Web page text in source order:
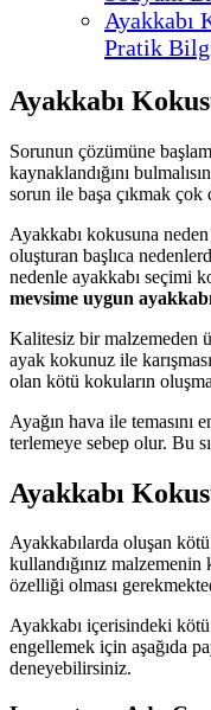
Ayakkabı
Pratik
Ayakkabı
Sorunun çözümüne
kaynaklandığını
sorun ile başa çıkmak çok
Ayakkabı kokusuna
oluşturan başlıca
nedenle ayakkabı seçimi
mevsime uygun
Kalitesiz bir malzemeden
ayak kokunuz ile
olan kötü kokuların
Ayağın hava ile temasını
terlemeye sebep olur. Bu
Ayakkabı
Ayakkabılarda oluşan
kullandığınız
özelliği olması
Ayakkabı içerisindeki
engellemek için aşağıda
deneyebilirsiniz.